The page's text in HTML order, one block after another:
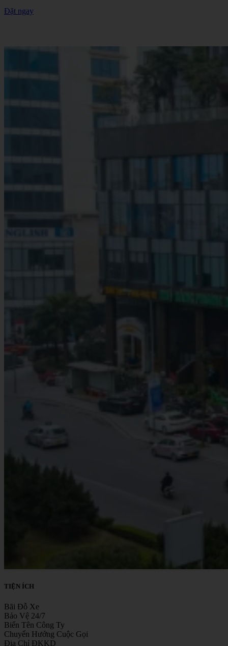
Đặt ngay
TIỆN ÍCH
Bãi Đỗ Xe
Bảo Vệ 24/7
Biển Tên Công Ty
Chuyển Hướng Cuộc Gọi
Địa Chỉ ĐKKD